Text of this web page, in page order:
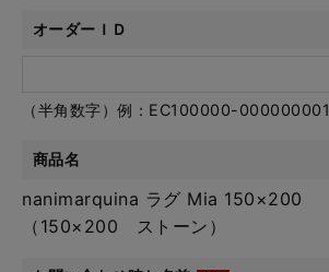
オーダーＩＤ
（半角数字）例：EC100000-000000001
商品名
nanimarquina ラグ Mia 150×200
（150×200 ストーン）